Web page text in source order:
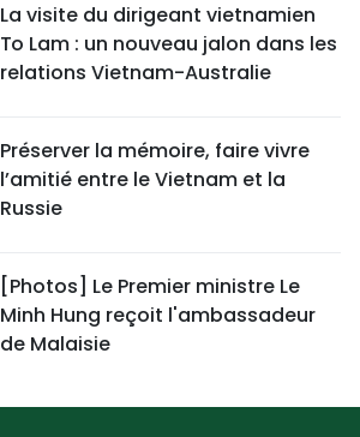
La visite du dirigeant vietnamien
To Lam : un nouveau jalon dans les
relations Vietnam-Australie
Préserver la mémoire, faire vivre
l’amitié entre le Vietnam et la
Russie
[Photos] Le Premier ministre Le
Minh Hung reçoit l'ambassadeur
de Malaisie